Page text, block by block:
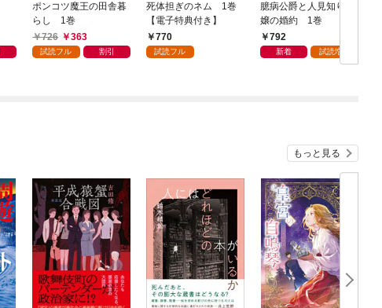
ポンコツ魔王の田舎暮
らし 1巻
726
363
試読フル 割引
死体担ぎのネム 1巻
【電子特典付き】
770
試読フル
臆病公爵と人見知り令
嬢の婚約 1巻
792
新着 試読増量
もっと見る